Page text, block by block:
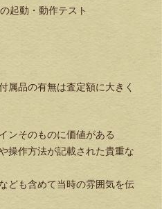
起動・動作テスト
属品の有無は査定額に大きく
ンそのものに価値がある
操作方法が記載された貴重な
ども含めて当時の雰囲気を伝